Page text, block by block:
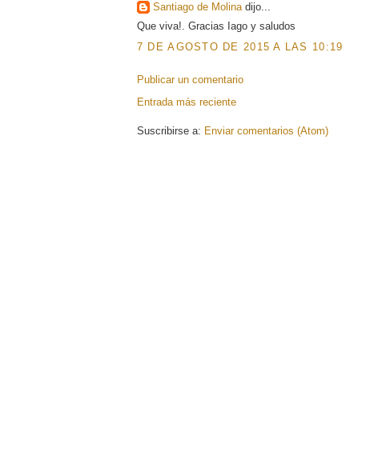
Santiago de Molinadijo...
Que viva!. Gracias Iago y saludos
7 DE AGOSTO DE 2015 A LAS 10:19
Publicar un comentario
Entrada más reciente
Suscribirse a: Enviar comentarios (Atom)